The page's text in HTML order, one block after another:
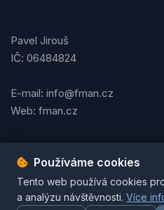
Pavel Jirouš
IČ: 06484824
E-mail: info@fman.cz
Web: fman.cz
Podmínky použitíOchrana
© 2026 FMAN.cz. Všechna
Používáme cookies
Tento web používá cookies
a analýzu návštěvnosti. Více